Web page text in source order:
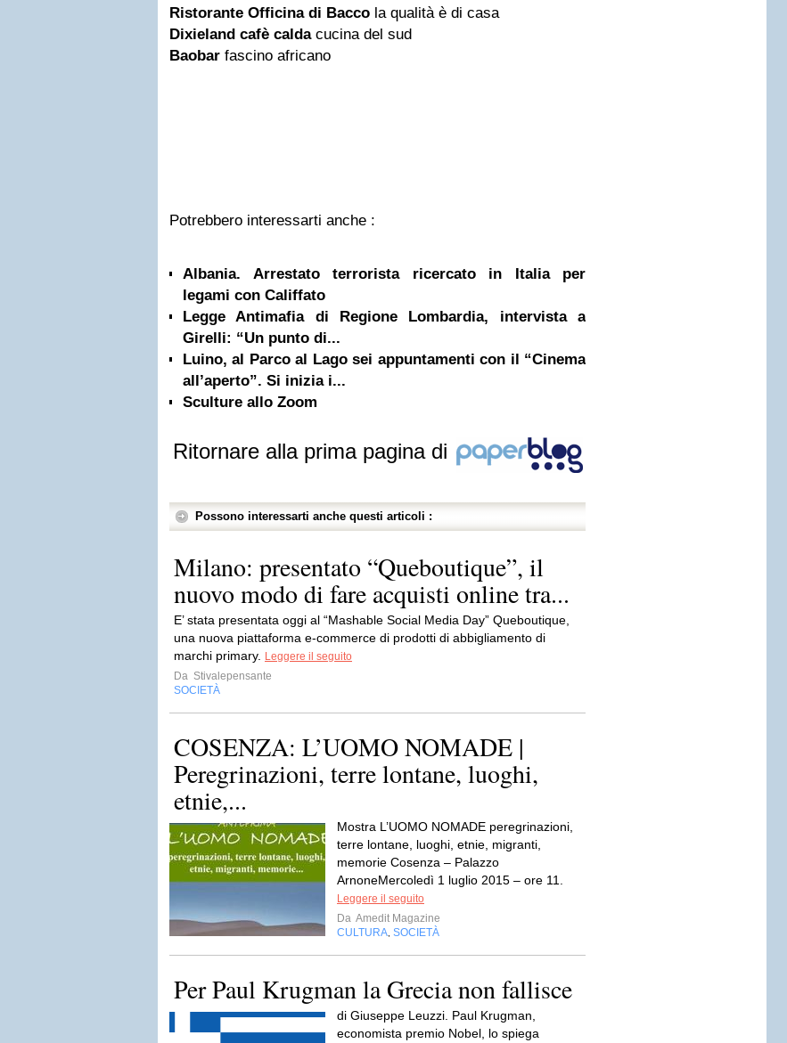
Ristorante Officina di Bacco la qualità è di casa
Dixieland cafè caldacucina del sud
Baobar fascino africano
Potrebbero interessarti anche :
Albania. Arrestato terrorista ricercato in Italia per
legami con Califfato
Legge Antimafia di Regione Lombardia, intervista a
Girelli: “Un punto di...
Luino, al Parco al Lago sei appuntamenti con il “Cinema
all’aperto”. Si inizia i...
Sculture allo Zoom
Ritornare alla prima pagina di
Possono interessarti anche questi articoli :
Milano: presentato “Queboutique”, il
nuovo modo di fare acquisti online tra...
E’ stata presentata oggi al “Mashable Social Media Day” Queboutique,
una nuova piattaforma e-commerce di prodotti di abbigliamento di
marchi primary.
Leggere il seguito
Da Stivalepensante
SOCIETÀ
COSENZA: L’UOMO NOMADE |
Peregrinazioni, terre lontane, luoghi,
etnie,...
Mostra L’UOMO NOMADE peregrinazioni,
terre lontane, luoghi, etnie, migranti,
memorie Cosenza – Palazzo
ArnoneMercoledì 1 luglio 2015 – ore 11.
Leggere il seguito
Da Amedit Magazine
CULTURA SOCIETÀ
Per Paul Krugman la Grecia non fallisce
di Giuseppe Leuzzi. Paul Krugman,
economista premio Nobel, lo spiega